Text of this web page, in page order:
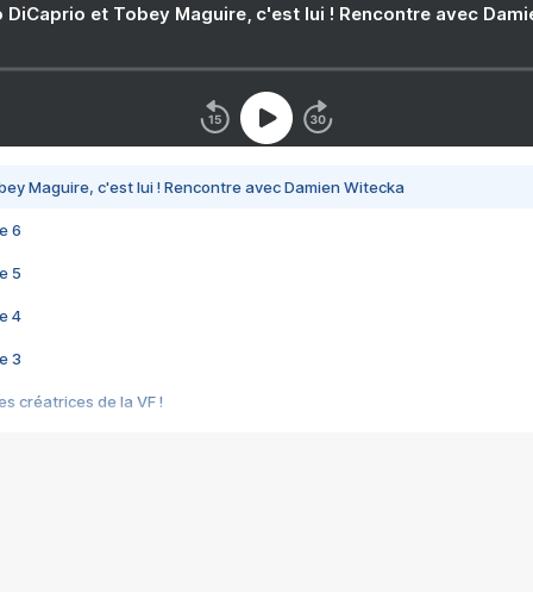
DiCaprio et Tobey Maguire, c'est lui ! Rencontre avec
Maguire, c'est lui ! Rencontre avec Damien Witecka
6
5
4
3
créatrices de la VF !